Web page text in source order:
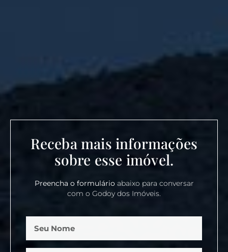
Receba mais informações
sobre esse imóvel.
Preencha o formulárioabaixo para conversar
com o Godoy dos Imóveis.